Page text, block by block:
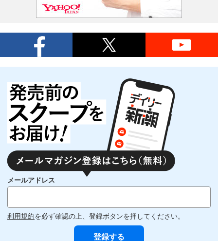
メールアドレス
利用規約を必ず確認の上、登録ボタンを押してください。